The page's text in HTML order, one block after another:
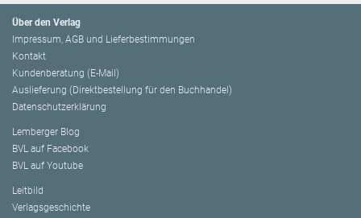
Über den Verlag
Impressum, AGB und Lieferbestimmungen
Kontakt
Kundenberatung (E-Mail)
Auslieferung (Direktbestellung für den Buchhandel)
Datenschutzerklärung
Lemberger Blog
BVL auf Facebook
BVL auf Youtube
Leitbild
Verlagsgeschichte